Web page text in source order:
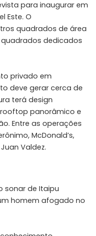
para inaugurar em
Este. O
quadrados de área
dedicados
privado em
deve gerar cerca de
terá design
panorâmico e
Entre as operações
McDonald’s,
Valdez.
sonar de Itaipu
homem afogado no